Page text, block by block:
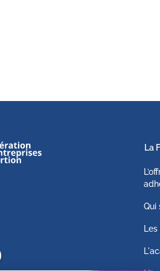
La
Qui